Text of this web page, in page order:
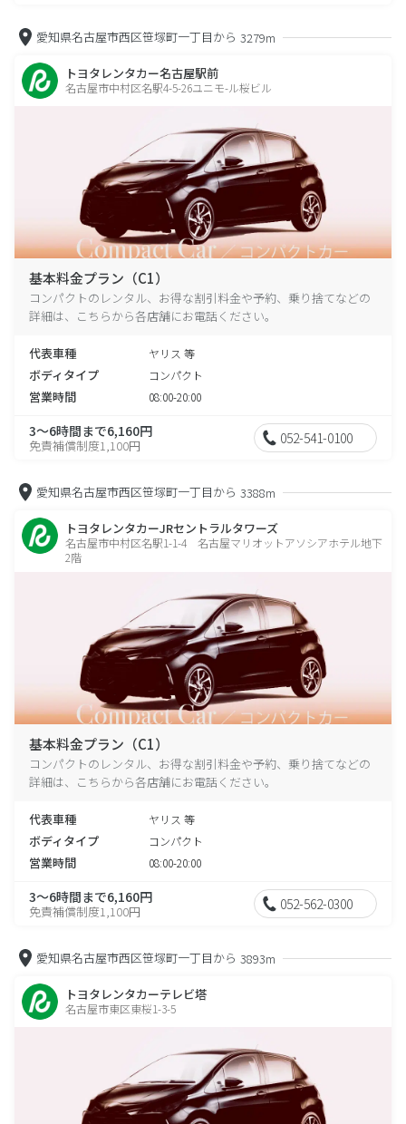
愛知県名古屋市西区笹塚町一丁目から 3279m
トヨタレンタカー名古屋駅前
名古屋市中村区名駅4-5-26ユニモ-ル桜ビル
基本料金プラン（C1）
コンパクトのレンタル、お得な割引料金や予約、乗り捨てなどの
詳細は、こちらから各店舗にお電話ください。
代表車種 ヤリス 等
ボディタイプ コンパクト
営業時間 08:00-20:00
3～6時間まで6,160円
免責補償制度1,100円 052-541-0100
愛知県名古屋市西区笹塚町一丁目から 3388m
トヨタレンタカーJRセントラルタワーズ
名古屋市中村区名駅1-1-4 名古屋マリオットアソシアホテル地下
2階
基本料金プラン（C1）
コンパクトのレンタル、お得な割引料金や予約、乗り捨てなどの
詳細は、こちらから各店舗にお電話ください。
代表車種 ヤリス 等
ボディタイプ コンパクト
営業時間 08:00-20:00
3～6時間まで6,160円
免責補償制度1,100円 052-562-0300
愛知県名古屋市西区笹塚町一丁目から 3893m
トヨタレンタカーテレビ塔
名古屋市東区東桜1-3-5